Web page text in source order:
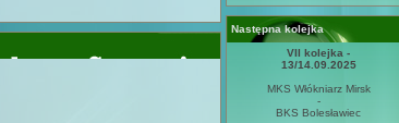
Następna kolejka
VII kolejka -
13/14.09.2025
MKS Włókniarz Mirsk
-
BKS Bolesławiec